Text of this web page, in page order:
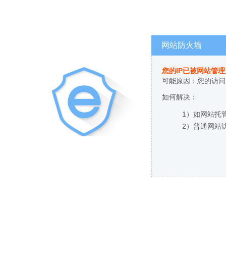
网站防火墙
您的IP已被网站管
可能原因：您的访
如何解决：
1）如网站托
2）普通网站